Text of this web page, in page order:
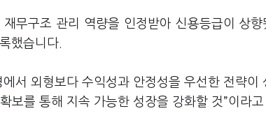
무구조 관리 역량을 인정받아 신용등급이 상
했습니다.
서 외형보다 수익성과 안정성을 우선한 전략이
보를 통해 지속 가능한 성장을 강화할 것”이라고